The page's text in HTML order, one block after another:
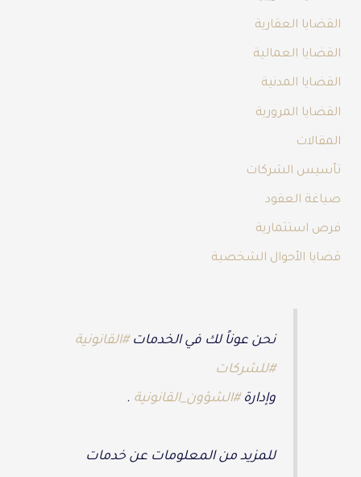
القضايا العقارية
القضايا العمالية
القضايا المدنية
القضايا المرورية
المقالات
تأسيس الشركات
صياغة العقود
فرص استثمارية
قضايا الأحوال الشخصية
نحن عوناً لك في الخدمات#القانونية
#للشركات
وإدارة#الشؤون_القانونية .
للمزيد من المعلومات عن خدمات